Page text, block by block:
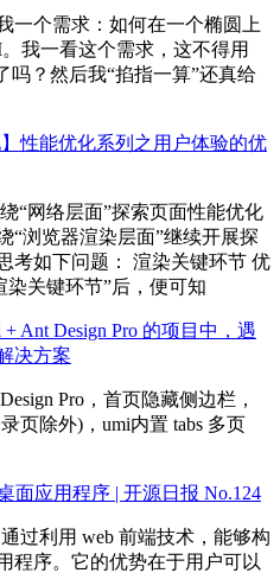
一个需求：如何在一个椭圆上
我一看这个需求，这不得用
吗？然后我“掐指一算”还真给
性能优化系列之用户体验的优
“网络层面”探索页面性能优化
“浏览器渲染层面”继续开展探
考如下问题： 渲染关键环节 优
染关键环节”后，便可知
Ant Design Pro 的项目中，遇
决方案
Pro，首页隐藏侧边栏，
页除外)，umi内置 tabs 多页
面应用程序 | 开源日报 No.124
过利用 web 前端技术，能够构
程序。它的优势在于用户可以